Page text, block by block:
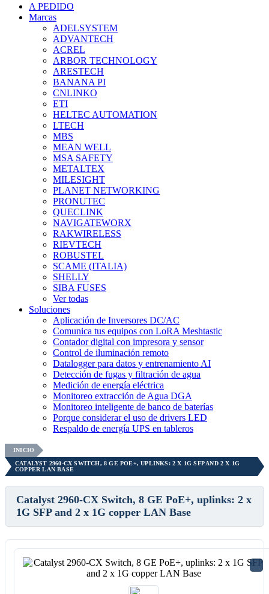
A PEDIDO
Marcas
ADELSYSTEM
ADVANTECH
ACREL
ARBOR TECHNOLOGY
ARESTECH
BANANA PI
CNLINKO
ETI
HELTEC AUTOMATION
LTECH
MBS
MEAN WELL
MSA SAFETY
METALTEX
MILESIGHT
PLANET NETWORKING
PRONUTEC
QUECLINK
NAVIGATEWORX
RAKWIRELESS
RIEVTECH
ROBUSTEL
SCAME (ITALIA)
SHELLY
SIBA FUSES
Ver todas
Soluciones
Aplicación de Inversores DC/AC
Comunica tus equipos con LoRA Meshtastic
Contador digital con impresora y sensor
Control de iluminación remoto
Datalogger para datos y entrenamiento AI
Detección de fugas y filtración de agua
Medición de energía eléctrica
Monitoreo extracción de Agua DGA
Monitoreo inteligente de banco de baterías
Porque considerar el uso de drivers LED
Respaldo de energía UPS en tableros
INICIO
CATALYST 2960-CX SWITCH, 8 GE POE+, UPLINKS: 2 X 1G SFP AND 2 X 1G
COPPER LAN BASE
Catalyst 2960-CX Switch, 8 GE PoE+, uplinks: 2 x
1G SFP and 2 x 1G copper LAN Base